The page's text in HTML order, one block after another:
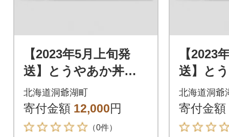
【2023年5月上旬発
送】とうやあか丼の
具 100g×2袋入り 2
箱
北海道洞爺湖町
寄付金額 12,000円
（0件）
【2023
送】と
具
箱
北海道洞爺
寄付金額